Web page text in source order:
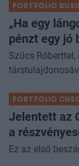
PORTFOLIO
„Ha egy
pénzt egy jó
Szűcs
PORTFOLIO
Jelentett az
a
Ez az első